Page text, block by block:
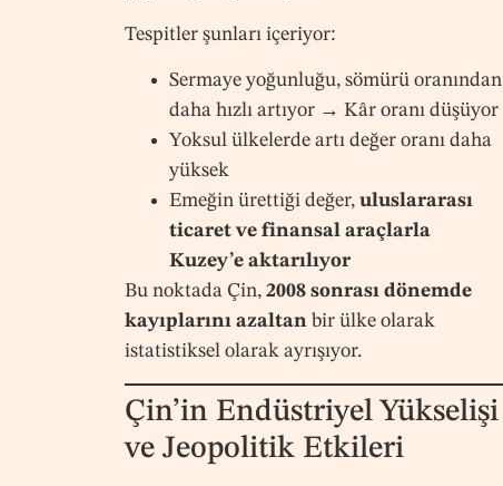
Tespitler şunları içeriyor:
Sermaye yoğunluğu, sömürü oranından
daha hızlı artıyor → Kâr oranı düşüyor
Yoksul ülkelerde artı değer oranı daha
yüksek
Emeğin ürettiği değer, uluslararası
ticaret ve finansal araçlarla
Kuzey’e aktarılıyor
Bu noktada Çin, 2008 sonrası dönemde
kayıplarını azaltanbir ülke olarak
istatistiksel olarak ayrışıyor.
Çin’in Endüstriyel Yükselişi
ve Jeopolitik Etkileri